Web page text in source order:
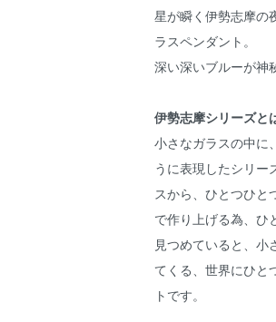
星が瞬く伊勢志摩の
ラスペンダント。
深い深いブルーが神
伊勢志摩シリーズと
小さなガラスの中に
うに表現したシリー
スから、ひとつひと
で作り上げる為、ひ
見つめていると、小
てくる、世界にひと
トです。